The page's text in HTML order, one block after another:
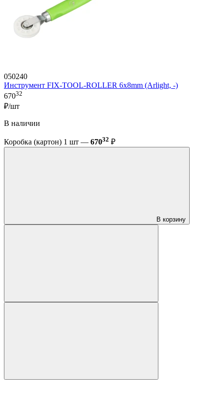
050240
Инструмент FIX-TOOL-ROLLER 6х8mm (Arlight, -)
67032
₽/шт
В наличии
Коробка (картон) 1 шт — 67032 ₽
В корзину